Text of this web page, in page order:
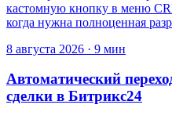
кастомную кнопку в меню
когда нужна полноценная
8 августа 2026 · 9 мин
Автоматический
сделки в Битрикс24